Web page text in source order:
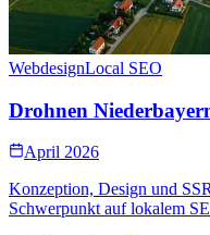
WebdesignLocal SEO
Drohnen
April 2026
Konzeption, Design und
Schwerpunkt auf lokalem